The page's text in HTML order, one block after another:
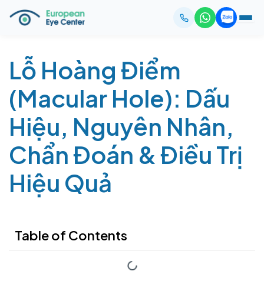
Lỗ Hoàng Điểm
(Macular Hole): Dấu
Hiệu, Nguyên Nhân,
Chẩn Đoán & Điều Trị
Hiệu Quả
Table of Contents